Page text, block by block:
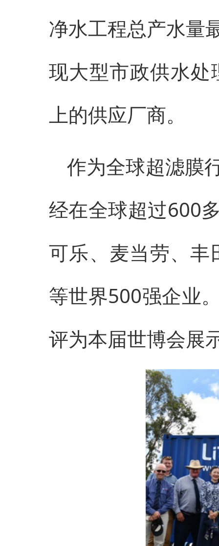
净水工程总产水量
现大型市政供水
上的供应厂商。
作为全球超滤膜
经在全球超过600
可乐、麦当劳、丰
等世界500强企业
评为本届世博会展